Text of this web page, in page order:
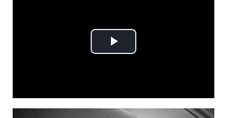
Play